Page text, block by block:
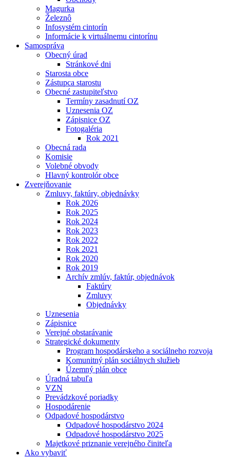
Magurka
Železnô
Infosystém cintorín
Informácie k virtuálnemu cintorínu
Samospráva
Obecný úrad
Stránkové dni
Starosta obce
Zástupca starostu
Obecné zastupiteľstvo
Termíny zasadnutí OZ
Uznesenia OZ
Zápisnice OZ
Fotogaléria
Rok 2021
Obecná rada
Komisie
Volebné obvody
Hlavný kontrolór obce
Zverejňovanie
Zmluvy, faktúry, objednávky
Rok 2026
Rok 2025
Rok 2024
Rok 2023
Rok 2022
Rok 2021
Rok 2020
Rok 2019
Archív zmlúv, faktúr, objednávok
Faktúry
Zmluvy
Objednávky
Uznesenia
Zápisnice
Verejné obstarávanie
Strategické dokumenty
Program hospodárskeho a sociálneho rozvoja
Komunitný plán sociálnych služieb
Územný plán obce
Úradná tabuľa
VZN
Prevádzkové poriadky
Hospodárenie
Odpadové hospodárstvo
Odpadové hospodárstvo 2024
Odpadové hospodárstvo 2025
Majetkové priznanie verejného činiteľa
Ako vybaviť